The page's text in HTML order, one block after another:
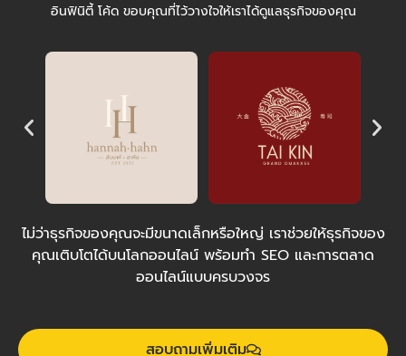
อินฟินิตี้ โค้ด ขอบคุณที่ไว้วางใจให้เราได้ดูแลธุรกิจของคุณ
ไม่ว่าธุรกิจของคุณจะมีขนาดเล็กหรือใหญ่ เราช่วยให้ธุรกิจของ
คุณเติบโตได้บนโลกออนไลน์ พร้อมทำ SEO และการตลาด
ออนไลน์แบบครบวงจร
สอบถามเพิ่มเติม